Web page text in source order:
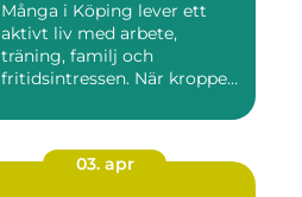
Många i Köping lever ett
aktivt liv med arbete,
träning, familj och
fritidsintressen. När kroppen
03. apr